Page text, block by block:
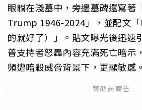
眼躺在淺墓中，旁邊墓碑還寫著
Trump 1946-2024」，並配文
的就好了）」。貼文曝光後迅速
普支持者怒轟內容充滿死亡暗示
頻遭暗殺威脅背景下，更顯敏感。